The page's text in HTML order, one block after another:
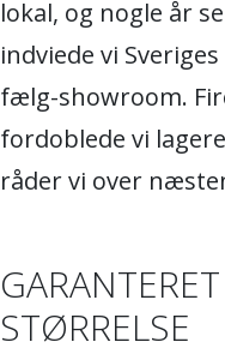
lokal, og nogle år
indviede vi
fælg-showroom.
fordoblede vi
råder vi over
STØRRELSE